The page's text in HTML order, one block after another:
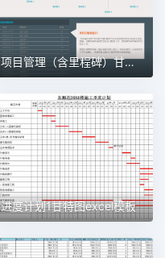
项目管理（含里程碑）甘特图excel模板
进度计划1甘特图excel模板